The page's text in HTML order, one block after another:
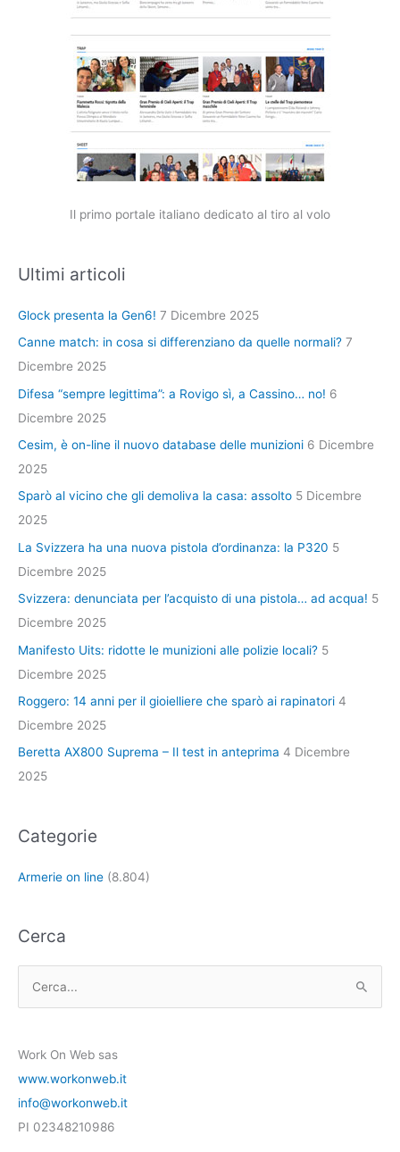
Il primo portale italiano dedicato al tiro al volo
Ultimi articoli
Glock presenta la Gen6! 7 Dicembre 2025
Canne match: in cosa si differenziano da quelle normali? 7
Dicembre 2025
Difesa “sempre legittima”: a Rovigo sì, a Cassino… no! 6
Dicembre 2025
Cesim, è on-line il nuovo database delle munizioni 6 Dicembre
2025
Sparò al vicino che gli demoliva la casa: assolto 5 Dicembre
2025
La Svizzera ha una nuova pistola d’ordinanza: la P320 5
Dicembre 2025
Svizzera: denunciata per l’acquisto di una pistola… ad acqua! 5
Dicembre 2025
Manifesto Uits: ridotte le munizioni alle polizie locali? 5
Dicembre 2025
Roggero: 14 anni per il gioielliere che sparò ai rapinatori 4
Dicembre 2025
Beretta AX800 Suprema – Il test in anteprima 4 Dicembre
2025
Categorie
Armerie on line (8.804)
Cerca
c
a
:
Work On Web sas
www.workonweb.it
info@workonweb.it
PI 02348210986